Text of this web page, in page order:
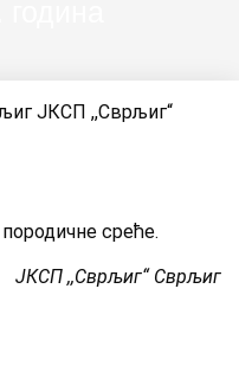
ЈКСП ,,Сврљиг“
среће.
ЈКСП ,,Сврљиг“ Сврљиг